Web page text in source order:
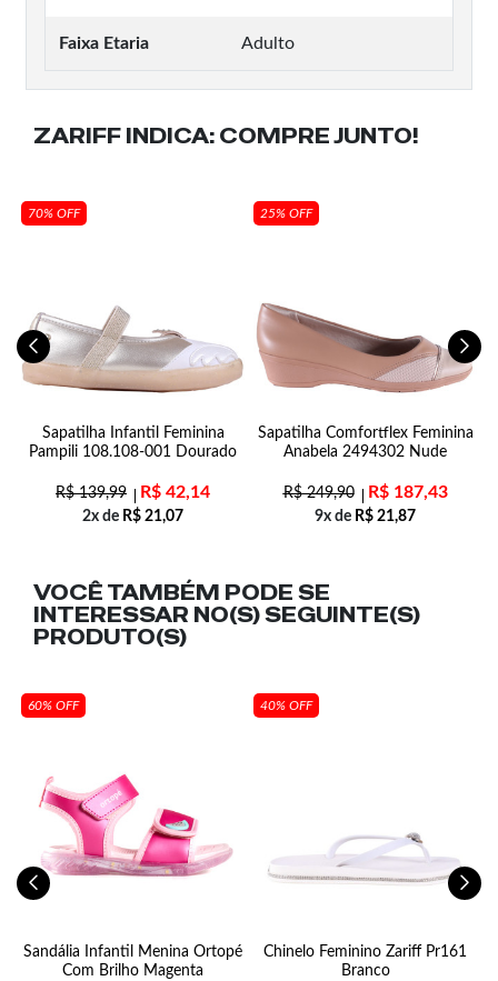
Faixa Etaria Adulto
ZARIFF INDICA: COMPRE JUNTO!
70% OFF
Sapatilha Infantil Feminina
Pampili 108.108-001 Dourado
R$139,99 R$ 42,14
2x de R$ 21,07
25% OFF
Sapatilha Comfortflex Feminina
Anabela 2494302 Nude
R$249,90 R$187,43
9x de R$ 21,87
VOCÊ TAMBÉM PODE SE
INTERESSAR NO(S) SEGUINTE(S)
PRODUTO(S)
60% OFF
Sandália Infantil Menina Ortopé
Com Brilho Magenta
40% OFF
Chinelo Feminino Zariff Pr161
Branco